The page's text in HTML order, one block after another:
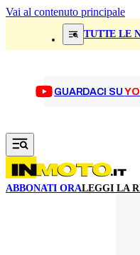
Vai al contenuto principale
TUTTE LE
GUARDACI SU
ABBONATI ORALEGGI LA